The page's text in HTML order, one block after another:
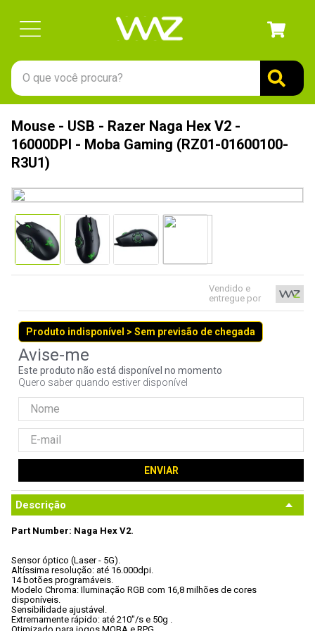
O que você procura?
Mouse - USB - Razer Naga Hex V2 -
16000DPI - Moba Gaming (RZ01-01600100-
R3U1)
Vendido e
entregue por
Produto indisponível > Sem previsão de chegada
Este produto não está disponível no momento
Quero saber quando estiver disponível
ENVIAR
Descrição
Part Number: Naga Hex V2.
Sensor óptico (Laser - 5G).
Altíssima resolução: até 16.000dpi.
14 botões programáveis.
Modelo Chroma: Iluminação RGB com 16,8 milhões de cores
disponíveis.
Sensibilidade ajustável.
Extremamente rápido: até 210"/s e 50g .
1º
gabinete
5º
9º
controle